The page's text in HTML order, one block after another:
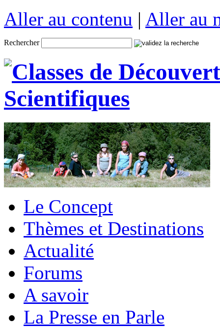
Aller au contenu | Aller au
Rechercher
Le Concept
Thèmes et Destinations
Actualité
Forums
A savoir
La Presse en Parle